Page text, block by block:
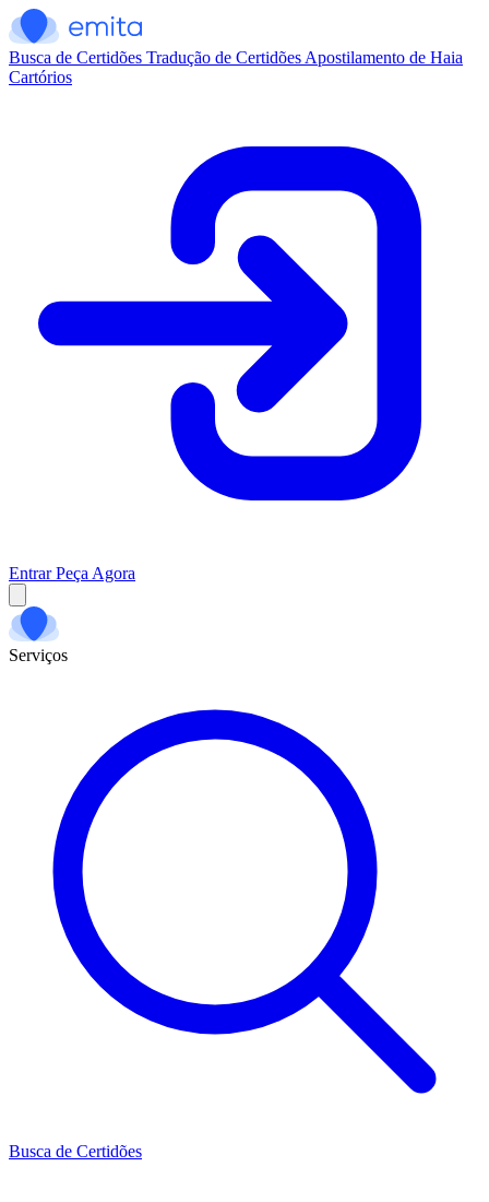
Busca de Certidões Tradução de Certidões Apostilamento de Haia
Cartórios
Entrar Peça Agora
Serviços
Busca de Certidões